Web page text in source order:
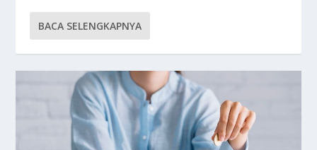
BACA SELENGKAPNYA